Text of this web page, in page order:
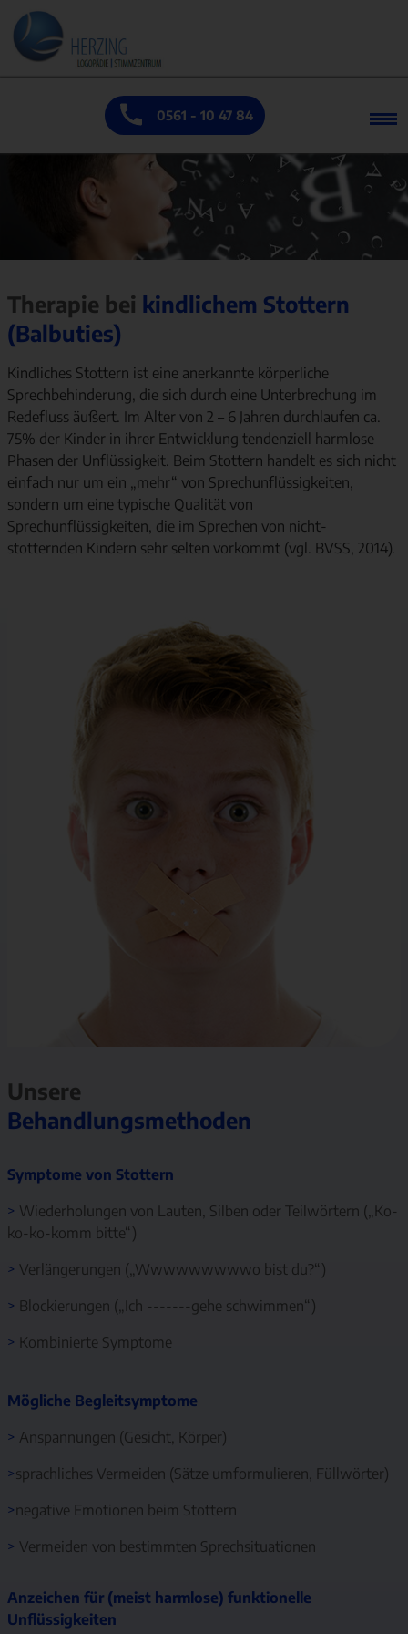
0561 - 10 47 84
Therapie bei kindlichem Stottern
(Balbuties)
Kindliches Stottern ist eine anerkannte körperliche
Sprechbehinderung, die sich durch eine Unterbrechung im
Redefluss äußert. Im Alter von 2 – 6 Jahren durchlaufen ca.
75% der Kinder in ihrer Entwicklung tendenziell harmlose
Phasen der Unflüssigkeit. Beim Stottern handelt es sich nicht
einfach nur um ein „mehr“ von Sprechunflüssigkeiten,
sondern um eine typische Qualität von
Sprechunflüssigkeiten, die im Sprechen von nicht-
stotternden Kindern sehr selten vorkommt (vgl. BVSS, 2014).
Unsere
Behandlungsmethoden
Symptome von Stottern
> Wiederholungen von Lauten, Silben oder Teilwörtern („Ko-
ko-ko-komm bitte“)
> Verlängerungen („Wwwwwwwwwo bist du?“)
> Blockierungen („Ich -------gehe schwimmen“)
> Kombinierte Symptome
Mögliche Begleitsymptome
> Anspannungen (Gesicht, Körper)
>sprachliches Vermeiden (Sätze umformulieren, Füllwörter)
>negative Emotionen beim Stottern
> Vermeiden von bestimmten Sprechsituationen
Anzeichen für (meist harmlose) funktionelle
Unflüssigkeiten